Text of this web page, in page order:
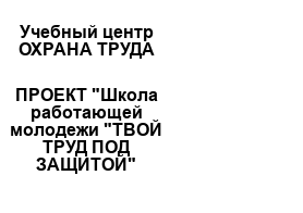
Учебный центр
ОХРАНА ТРУДА
ПРОЕКТ "Школа
работающей
молодежи "ТВОЙ
ТРУД ПОД
ЗАЩИТОЙ"